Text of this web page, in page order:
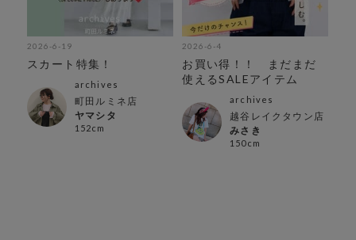
2026-6-19
スカート特集！
archives
町田ルミネ店
ヤマシタ
152cm
2026-6-4
お買い得！！ まだまだ
使えるSALEアイテム
archives
越谷レイクタウン店
みさき
150cm